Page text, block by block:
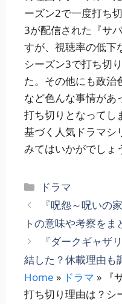
ーズン2で一度打ち
3が配信された『サ
すが、視聴率の低下
シーズン3で打ち切
た。その他にも政治
など色んな事情があ
打ち切りとなってし
基づく人気ドラマシ
みてはいかがでしょ
カ
テ
ゴ
リ
ー
ドラマ
『呪怨～呪いの
トの意味や考察をま
『ダークギャザ
結した？休載理由も
Home » ドラマ »
『
打ち切り理由は？シ